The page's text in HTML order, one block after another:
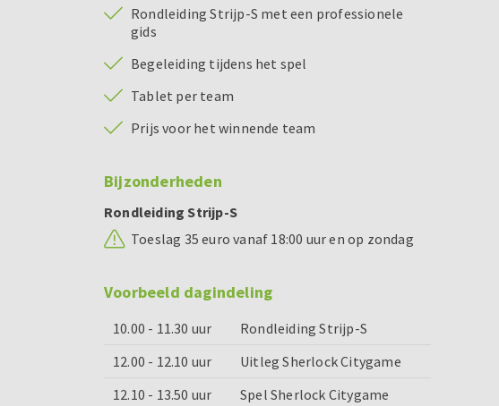
Rondleiding Strijp-S met een professionele
gids
Begeleiding tijdens het spel
Tablet per team
Prijs voor het winnende team
Bijzonderheden
Rondleiding Strijp-S
Toeslag 35 euro vanaf 18:00 uur en op zondag
Voorbeeld dagindeling
10.00 - 11.30 uur
Rondleiding Strijp-S
12.00 - 12.10 uur
Uitleg Sherlock Citygame
12.10 - 13.50 uur
Spel Sherlock Citygame